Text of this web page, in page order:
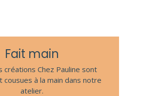
Fait main
créations Chez Pauline sont
cousues à la main dans notre
atelier.